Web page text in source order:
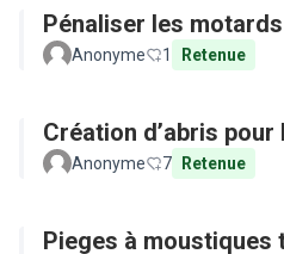
Pénaliser les
Anonyme 1 Retenue
Création d’abris pour
Anonyme 7 Retenue
Pieges à moustiques